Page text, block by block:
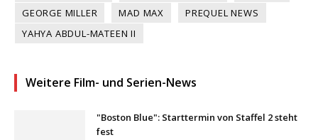
GEORGE MILLER MAD MAX
PREQUEL NEWS
YAHYA ABDUL-MATEEN II
Weitere Film- und Serien-News
"Boston Blue": Starttermin von Staffel 2 steht
fest